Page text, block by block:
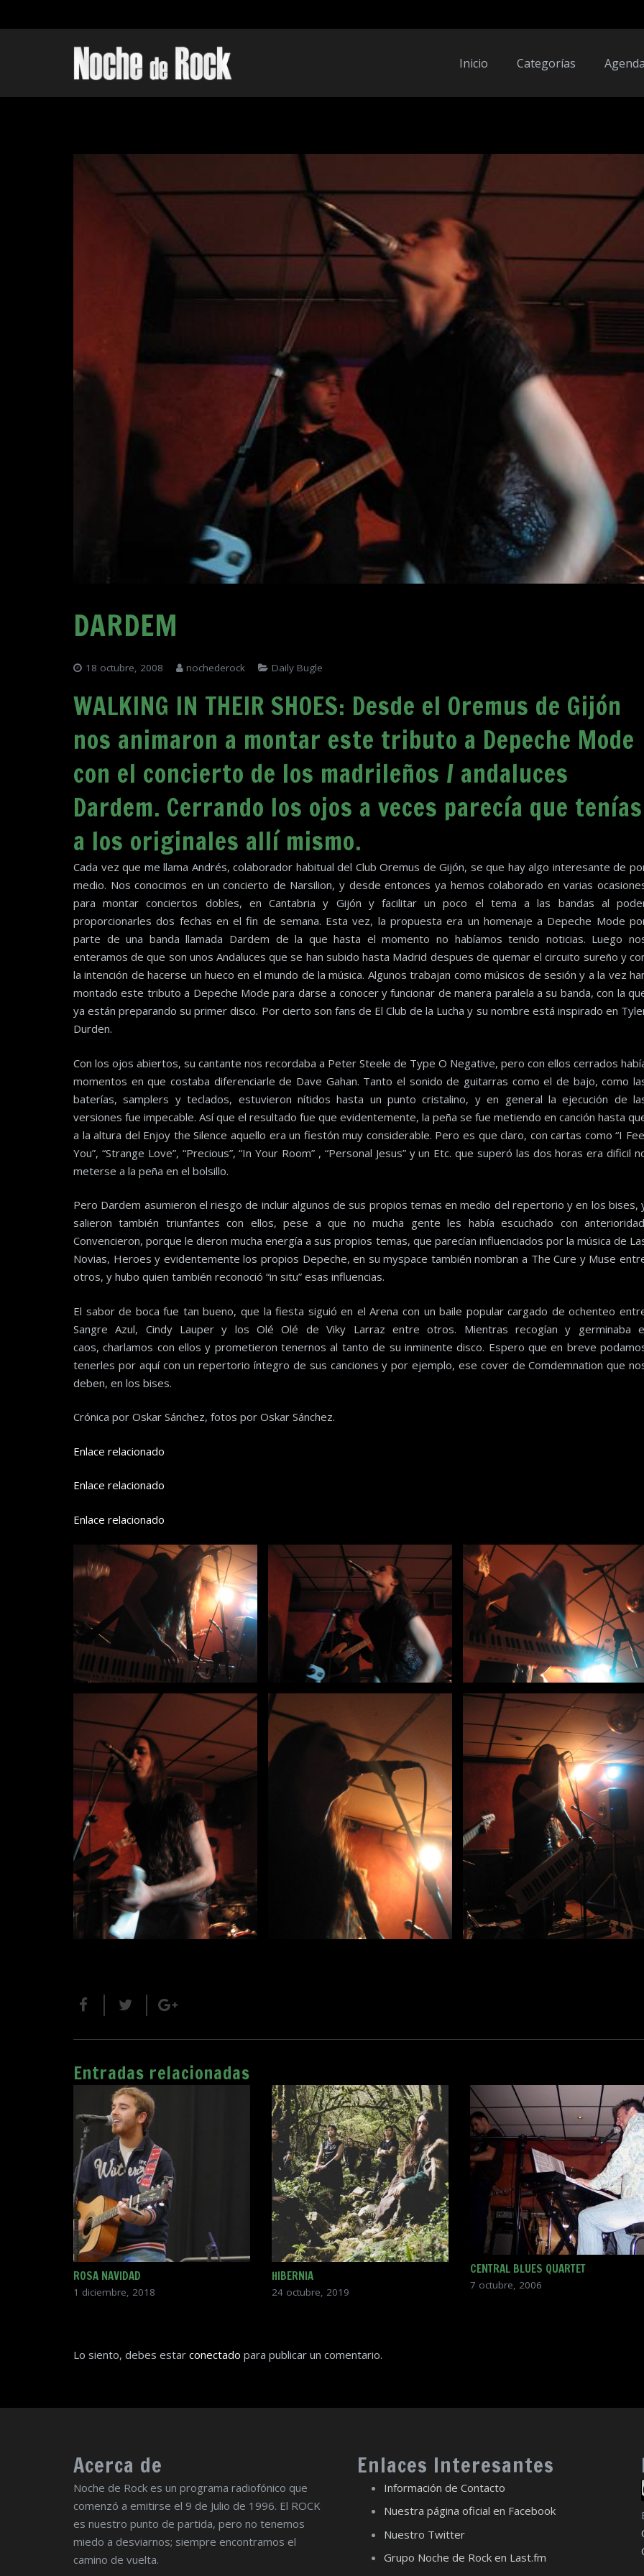
Inicio Categorías Agenda
DARDEM
18 octubre, 2008 nochederock Daily Bugle
WALKING IN THEIR SHOES: Desde el Oremus de Gijón
nos animaron a montar este tributo a Depeche Mode
con el concierto de los madrileños / andaluces
Dardem. Cerrando los ojos a veces parecía que tenías
a los originales allí mismo.
Cada vez que me llama Andrés, colaborador habitual del Club Oremus de Gijón, se que hay algo interesante de
medio. Nos conocimos en un concierto de Narsilion, y desde entonces ya hemos colaborado en varias
para montar conciertos dobles, en Cantabria y Gijón y facilitar un poco el tema a las bandas al
proporcionarles dos fechas en el fin de semana. Esta vez, la propuesta era un homenaje a Depeche Mode
parte de una banda llamada Dardem de la que hasta el momento no habíamos tenido noticias. Luego
enteramos de que son unos Andaluces que se han subido hasta Madrid despues de quemar el circuito sureño y
la intención de hacerse un hueco en el mundo de la música. Algunos trabajan como músicos de sesión y a la vez
montado este tributo a Depeche Mode para darse a conocer y funcionar de manera paralela a su banda, con la
ya están preparando su primer disco. Por cierto son fans de El Club de la Lucha y su nombre está inspirado en
Durden.
Con los ojos abiertos, su cantante nos recordaba a Peter Steele de Type O Negative, pero con ellos cerrados
momentos en que costaba diferenciarle de Dave Gahan. Tanto el sonido de guitarras como el de bajo, como
baterías, samplers y teclados, estuvieron nítidos hasta un punto cristalino, y en general la ejecución de
versiones fue impecable. Así que el resultado fue que evidentemente, la peña se fue metiendo en canción hasta
a la altura del Enjoy the Silence aquello era un fiestón muy considerable. Pero es que claro, con cartas como “I
You”, “Strange Love”, “Precious”, “In Your Room” , “Personal Jesus” y un Etc. que superó las dos horas era dificil
meterse a la peña en el bolsillo.
Pero Dardem asumieron el riesgo de incluir algunos de sus propios temas en medio del repertorio y en los bises,
salieron también triunfantes con ellos, pese a que no mucha gente les había escuchado con
Convencieron, porque le dieron mucha energía a sus propios temas, que parecían influenciados por la música de
Novias, Heroes y evidentemente los propios Depeche, en su myspace también nombran a The Cure y Muse
otros, y hubo quien también reconoció “in situ” esas influencias.
El sabor de boca fue tan bueno, que la fiesta siguió en el Arena con un baile popular cargado de ochenteo
Sangre Azul, Cindy Lauper y los Olé Olé de Viky Larraz entre otros. Mientras recogían y germinaba
caos, charlamos con ellos y prometieron tenernos al tanto de su inminente disco. Espero que en breve
tenerles por aquí con un repertorio íntegro de sus canciones y por ejemplo, ese cover de Comdemnation que
deben, en los bises.
Crónica por Oskar Sánchez, fotos por Oskar Sánchez.
Enlace relacionado
Enlace relacionado
Enlace relacionado
Entradas relacionadas
ROSA NAVIDAD
1 diciembre, 2018
HIBERNIA
24 octubre, 2019
CENTRAL BLUES QUARTET
7 octubre, 2006
Lo siento, debes estar conectado para publicar un comentario.
Acerca de
Noche de Rock es un programa radiofónico que
comenzó a emitirse el 9 de Julio de 1996. El ROCK
es nuestro punto de partida, pero no tenemos
miedo a desviarnos; siempre encontramos el
camino de vuelta.
Enlaces Interesantes
Información de Contacto
Nuestra página oficial en Facebook
Nuestro Twitter
Grupo Noche de Rock en Last.fm